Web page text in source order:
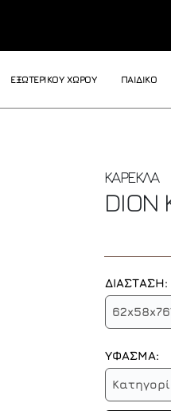
ΕΞΩΤΕΡΙΚΟΥ ΧΩΡΟΥ ΠΑΙΔΙΚΟ
ΚΑΡΕΚΛΑ
DION
ΔΙΑΣΤΑΣΗ:
ΥΦΑΣΜΑ: